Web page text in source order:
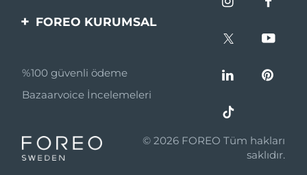
Ürün Kaydı
FOREO KURUMSAL
Ortaklik Programi
Ortaklık haberleri
Perakende Satış
%100 güvenli ödeme
Bazaarvoice İncelemeleri
© 2026 FOREO Tüm hakları
saklıdır.